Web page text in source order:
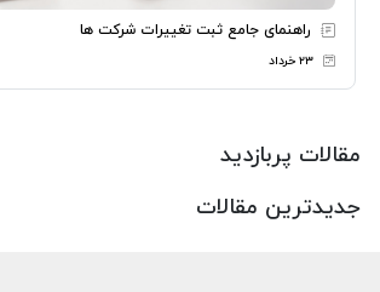
راهنمای جامع ثبت تغییرات شرکت ها
۲۳ خرداد
مقالات پربازدید
جدیدترین مقالات